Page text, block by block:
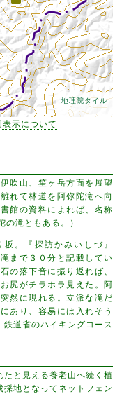
地理院タイル
表示について
吹山、笙ヶ岳方面を展望
れて林道を阿弥陀滝へ向
館の資料によれば、名称
の滝ともある。）
。『探訪かみいしづ』
まで３０分と記載してい
の落下音に振り返れば、
尻がチラホラ見えた。阿
然に現れる。立派な滝だ
あり、容易には入れそう
道省のハイキングコース
と見える養老山へ続く植
地となってネットフェン